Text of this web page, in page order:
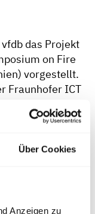
Über Cookies
Anzeigen zu
das Projekt
on Fire
vorgestellt.
Fraunhofer ICT
sprechen und